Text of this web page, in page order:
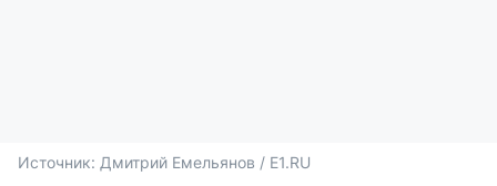
Источник: Дмитрий Емельянов / E1.RU